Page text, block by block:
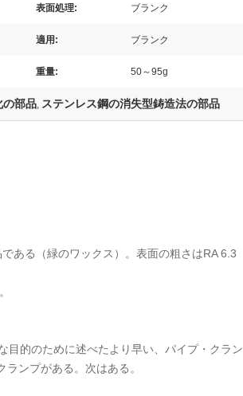
表面処理: ブランク
適用: ブランク
重量: 50～95g
の部品, ステンレス鋼の消失型鋳造法の部品
ある（緑のワックス）。表面の粗さはRA 6.3
目的のために述べたより早い、パイプ・クラン
ンプがある。次はある。